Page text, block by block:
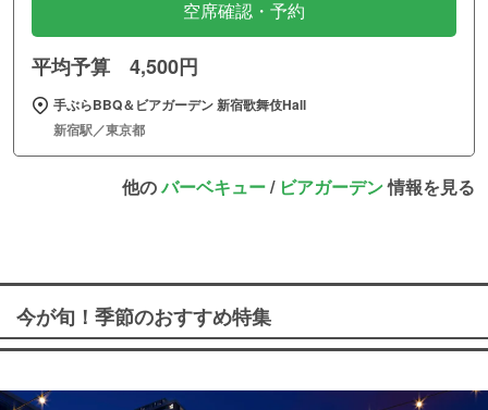
空席確認・予約
平均予算 4,500円
手ぶらBBQ＆ビアガーデン 新宿歌舞伎Hall
新宿駅／東京都
他のバーベキュー/ ビアガーデン情報を見る
今が旬！季節のおすすめ特集